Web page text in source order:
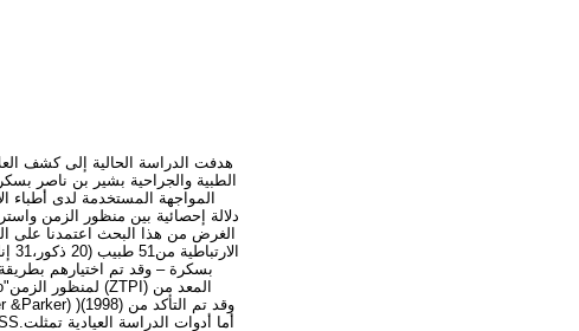
الطبية والجراحية بشير بن ناصر
المواجهة المستخدمة لدى
دلالة إحصائية بين منظور الزمن
الغرض من هذا البحث اعتمدنا على
بسكرة – وقد تم اختيارهم